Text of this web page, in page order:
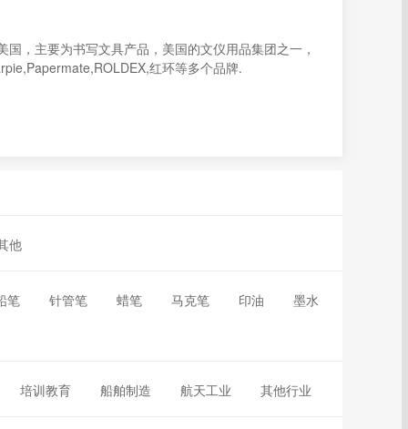
，主要为书写文具产品，美国的文仪用品集团之一，
红环等多个品牌.
他
笔 针管笔 蜡笔 马克笔 印油 墨水
培训教育 船舶制造 航天工业 其他行业